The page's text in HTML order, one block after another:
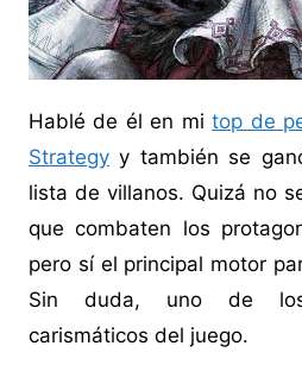
Hablé de él en mitop de
Strategyy también se
lista de villanos. Quizá no
que combaten los
pero sí el principal motor
Sin duda, uno de los
carismáticos del juego.